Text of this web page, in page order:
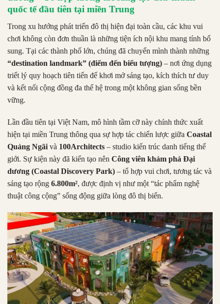
quốc tế đầu tiên tại miền Trung
Trong xu hướng phát triển đô thị hiện đại toàn cầu, các khu vui
chơi không còn đơn thuần là những tiện ích nội khu mang tính bổ
sung. Tại các thành phố lớn, chúng đã chuyển mình thành những
“destination landmark” (điểm đến biểu tượng) – nơi ứng dụng
triết lý quy hoạch tiên tiến để khơi mở sáng tạo, kích thích tư duy
và kết nối cộng đồng đa thế hệ trong một không gian sống bền
vững.
Lần đầu tiên tại Việt Nam, mô hình tầm cỡ này chính thức xuất
hiện tại miền Trung thông qua sự hợp tác chiến lược giữa Coastal
Quảng Ngãi và 100Architects – studio kiến trúc danh tiếng thế
giới. Sự kiện này đã kiến tạo nên Công viên khám phá Đại
dương (Coastal Discovery Park) – tổ hợp vui chơi, tương tác và
sáng tạo rộng 6.800m², được định vị như một “tác phẩm nghệ
thuật công cộng” sống động giữa lòng đô thị biển.